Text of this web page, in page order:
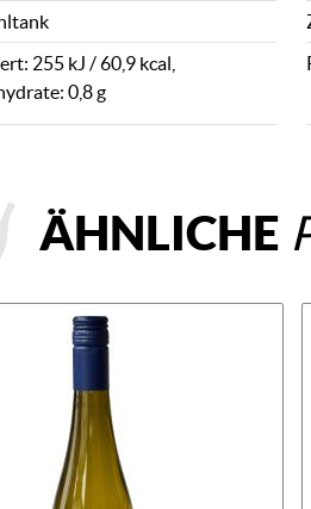
255 kJ / 60,9 kcal,
0,8 g
ÄHNLICHE